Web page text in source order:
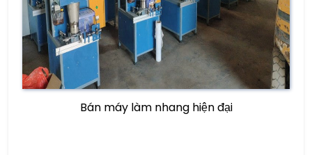
Bán máy làm nhang hiện đại